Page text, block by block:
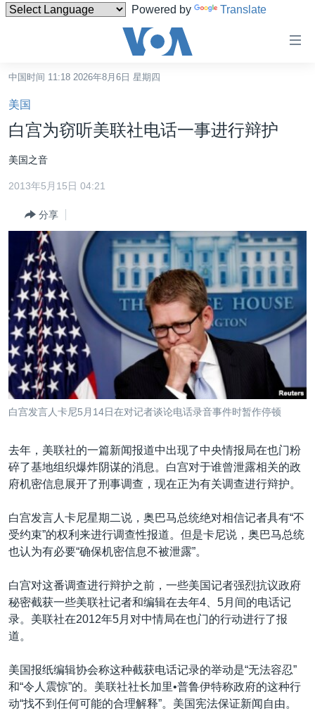
Powered by Translate
碍
链
接
跳
转
内
跳
转
检
索
台湾
港澳
国际
最新国际新闻
印太
中东
欧洲
非洲
美洲
全球议题
分类新闻
经济·金融·贸易
人权·法律·宗教
科教·文娱·体健
军事
劳工
环境
美中关系
热点专题
白宫要闻
国会报道
美中关系
美国建国250周年
美国之音专访
重要讲话与声明
南中国海争端
关注西藏
GEN Z 看美国
VOA视频
VOA今日焦点
中文广播
关注我们
中国时间 11:18 2026年8月6日 星期四
美国
白宫为窃听美联社电话一事进行辩护
美国之音
2013年5月15日 04:21
分享
白宫发言人卡尼5月14日在对记者谈论电话录音事件时暂作停顿
去年，美联社的一篇新闻报道中出现了中央情报局在也门粉
碎了基地组织爆炸阴谋的消息。白宫对于谁曾泄露相关的政
府机密信息展开了刑事调查，现在正为有关调查进行辩护。
白宫发言人卡尼星期二说，奥巴马总统绝对相信记者具有“不
受约束”的权利来进行调查性报道。但是卡尼说，奥巴马总统
也认为有必要“确保机密信息不被泄露”。
白宫对这番调查进行辩护之前，一些美国记者强烈抗议政府
秘密截获一些美联社记者和编辑在去年4、5月间的电话记
录。美联社在2012年5月对中情局在也门的行动进行了报
道。
美国报纸编辑协会称这种截获电话记录的举动是“无法容忍”
和“令人震惊”的。美联社社长加里•普鲁伊特称政府的这种行
动“找不到任何可能的合理解释”。美国宪法保证新闻自由。